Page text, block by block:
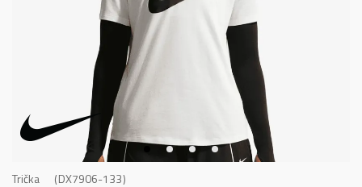
Trička DX7906-133